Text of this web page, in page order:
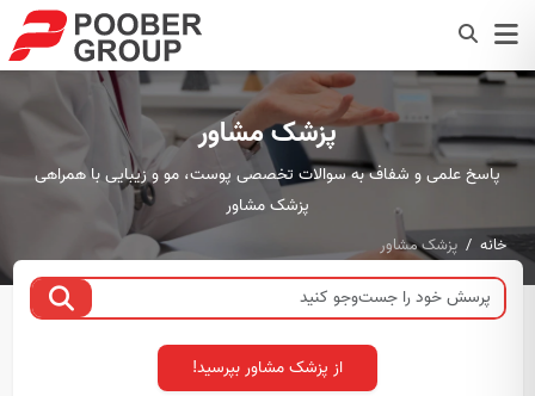
پزشک مشاور
پاسخ علمی و شفاف به سوالات تخصصی پوست، مو و زیبایی با همراهی
پزشک مشاور
خانه پزشک مشاور
از پزشک مشاور بپرسید!